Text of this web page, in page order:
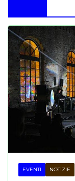
EVENTI NOTIZIE